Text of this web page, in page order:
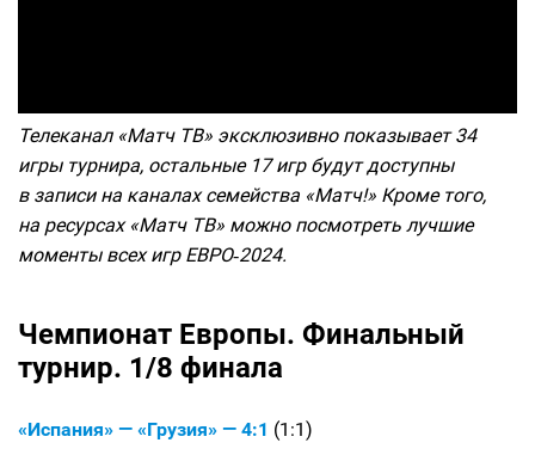
Телеканал «Матч ТВ» эксклюзивно показывает 34
игры турнира, остальные 17 игр будут доступны
в записи на каналах семейства «Матч!» Кроме того,
на ресурсах «Матч ТВ» можно посмотреть лучшие
моменты всех игр ЕВРО‑2024.
Чемпионат Европы. Финальный
турнир. 1/8 финала
«Испания» — «Грузия» — 4:1 (1:1)